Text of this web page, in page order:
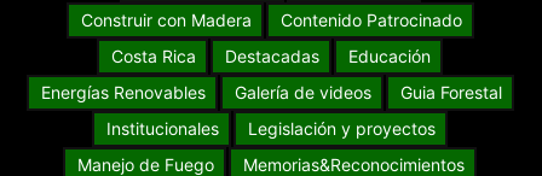
Construir con Madera
Contenido Patrocinado
Costa Rica
Destacadas
Educación
Energías Renovables
Galería de videos
Guia Forestal
Institucionales
Legislación y proyectos
Manejo de Fuego
Memorias&Reconocimientos